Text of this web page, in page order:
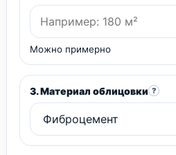
Можно примерно
3. Материал облицовки ?